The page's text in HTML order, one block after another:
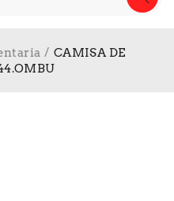
/ CAMISA DE